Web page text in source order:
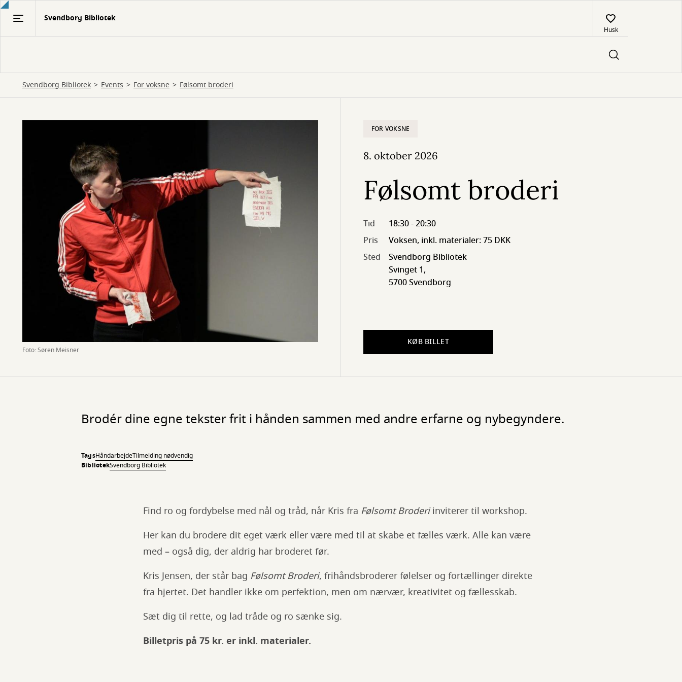
Gå
Svendborg Bibliotek
Husk
Svendborg Bibliotek Events For voksne Følsomt broderi
Foto: Søren Meisner
FOR VOKSNE
8. oktober 2026
Følsomt broderi
Tid
18:30 - 20:30
Pris
Voksen, inkl. materialer: 75 DKK
Sted
Svendborg Bibliotek
Svinget 1,
5700 Svendborg
KØB BILLET
Brodér dine egne tekster frit i hånden sammen med andre erfarne og nybegyndere.
TagsHåndarbejdeTilmelding nødvendig
BibliotekSvendborg Bibliotek
Find ro og fordybelse med nål og tråd, når Kris fra Følsomt Broderiinviterer til workshop.
Her kan du brodere dit eget værk eller være med til at skabe et fælles værk. Alle kan være
med – også dig, der aldrig har broderet før.
Kris Jensen, der står bag Følsomt Broderi, frihåndsbroderer følelser og fortællinger direkte
fra hjertet. Det handler ikke om perfektion, men om nærvær, kreativitet og fællesskab.
Sæt dig til rette, og lad tråde og ro sænke sig.
Billetpris på 75 kr. er inkl. materialer.